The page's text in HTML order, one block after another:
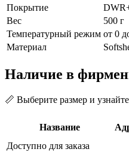
Покрытие
Вес
500 г
Температурный режим от 0
Материал
Наличие в
📏 Выберите размер и
Название
Доступно для заказа